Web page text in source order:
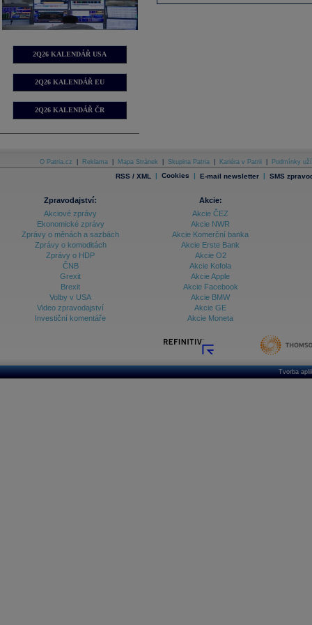
2Q26 KALENDÁŘ USA
2Q26 KALENDÁŘ EU
2Q26 KALENDÁŘ ČR
O Patria.cz Reklama Mapa Stránek Skupina Patria Kariéra v Patrii Podmínky
RSS / XML | Cookies | E-mail newsletter | SMS
Zpravodajství:
Akciové zprávy
Ekonomické zprávy
Zprávy o měnách a sazbách
Zprávy o komoditách
Zprávy o HDP
ČNB
Grexit
Brexit
Volby v USA
Video zpravodajství
Investiční komentáře
Akcie:
Akcie ČEZ
Akcie NWR
Akcie Komerční banka
Akcie Erste Bank
Akcie O2
Akcie Kofola
Akcie Apple
Akcie Facebook
Akcie BMW
Akcie GE
Akcie Moneta
Tvorba